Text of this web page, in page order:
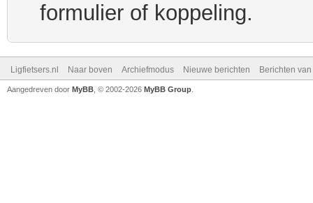
formulier of koppeling.
Ligfietsers.nl Naar boven Archiefmodus Nieuwe berichten Berichten
Aangedreven door MyBB , © 2002-2026 MyBB Group